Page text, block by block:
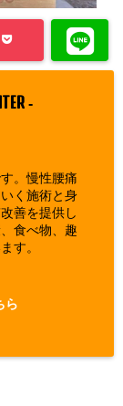
-
。慢性腰痛
く施術と身
善を提供し
食べ物、趣
す。
ら